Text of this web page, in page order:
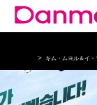
キム・ムヨル＆イ・